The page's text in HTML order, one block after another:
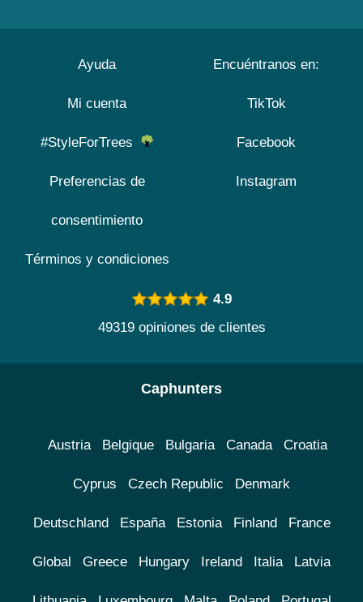
Ayuda
Mi cuenta
#StyleForTrees
Preferencias de
consentimiento
Términos y condiciones
Encuéntranos en:
TikTok
Facebook
Instagram
4.9
49319 opiniones de clientes
Caphunters
Austria Belgique Bulgaria Canada Croatia
Cyprus Czech Republic Denmark
Deutschland España Estonia Finland France
Global Greece Hungary Ireland Italia Latvia